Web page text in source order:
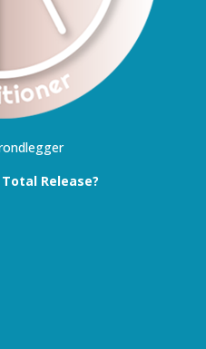
Release?